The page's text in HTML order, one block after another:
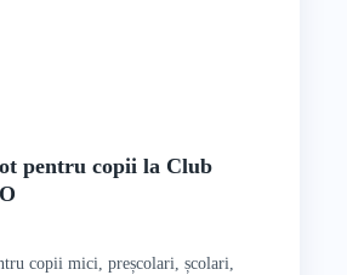
pentru copii la Club
copii mici, preșcolari, școlari,